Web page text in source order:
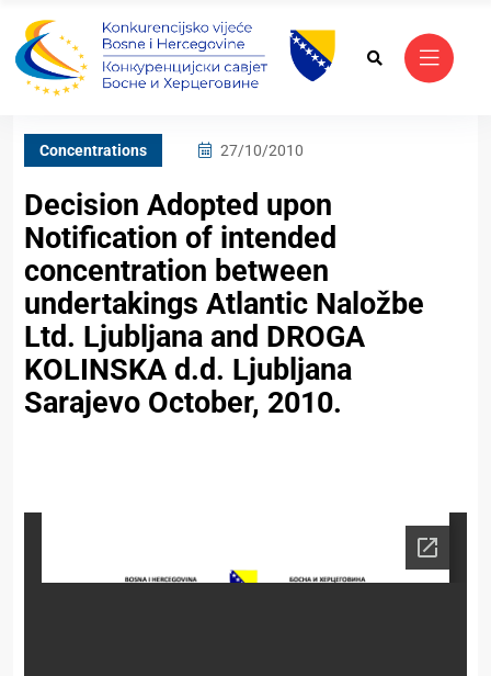
Concentrations 27/10/2010
Decision Adopted upon
Notification of intended
concentration between
undertakings Atlantic Naložbe
Ltd. Ljubljana and DROGA
KOLINSKA d.d. Ljubljana
Sarajevo October, 2010.